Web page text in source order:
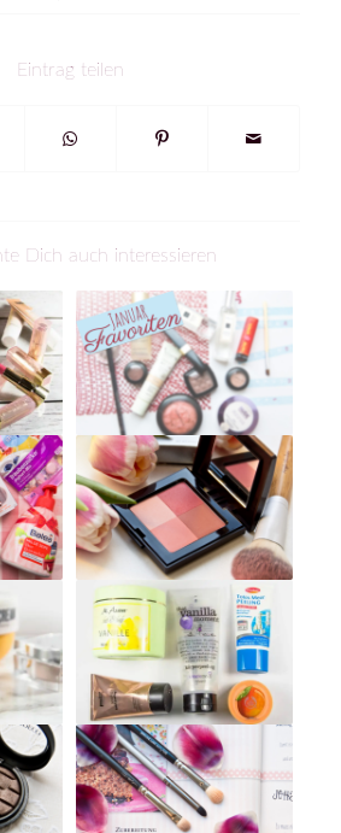
Eintrag teilen
Dich auch interessieren